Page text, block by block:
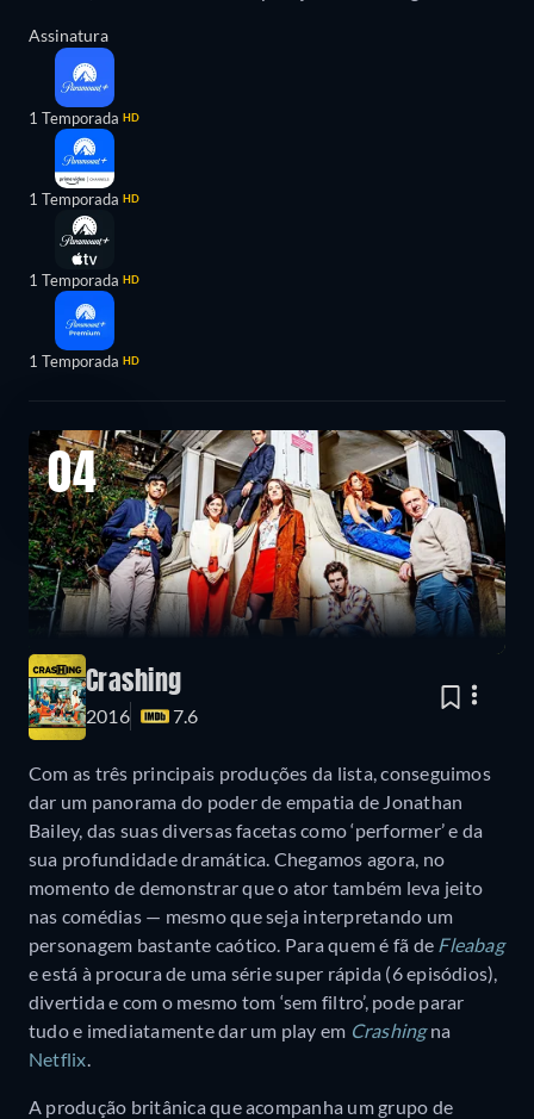
Assinatura
1 Temporada HD
1 Temporada HD
1 Temporada HD
1 Temporada HD
04
Crashing
2016 7.6
Com as três principais produções da lista, conseguimos
dar um panorama do poder de empatia de Jonathan
Bailey, das suas diversas facetas como ‘performer’ e da
sua profundidade dramática. Chegamos agora, no
momento de demonstrar que o ator também leva jeito
nas comédias — mesmo que seja interpretando um
personagem bastante caótico. Para quem é fã de Fleabag
e está à procura de uma série super rápida (6 episódios),
divertida e com o mesmo tom ‘sem filtro’, pode parar
tudo e imediatamente dar um play em Crashing na
Netflix
A produção britânica que acompanha um grupo de